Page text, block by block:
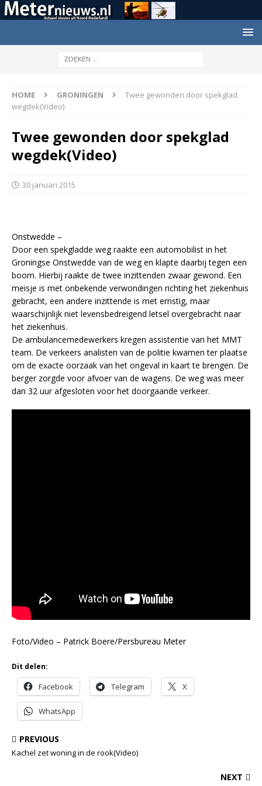
HOME GRONINGEN
Twee gewonden door spekglad
wegdek(Video)
Twee gewonden door spekglad
wegdek(Video)
30 januari 2015
Onstwedde –
Door een spekgladde weg raakte een automobilist in het
Groningse Onstwedde van de weg en klapte daarbij tegen een
boom. Hierbij raakte de twee inzittenden zwaar gewond. Een
meisje is met onbekende verwondingen richting het ziekenhuis
gebracht, een andere inzittende is met ernstig, maar
waarschijnlijk niet levensbedreigend letsel overgebracht naar
het ziekenhuis.
De ambulancemedewerkers kregen assistentie van het MMT
team. De verkeers analisten van de politie kwamen ter plaatse
om de exacte oorzaak van het ongeval in kaart te brengen. De
berger zorgde voor afvoer van de wagens. De weg was meer
dan 32 uur afgesloten voor het doorgaande verkeer.
Foto/Video – Patrick Boere/Persbureau Meter
Dit delen:
Facebook Telegram X
WhatsApp
PREVIOUS
Kachel zet woning in de rook(Video)
NEXT